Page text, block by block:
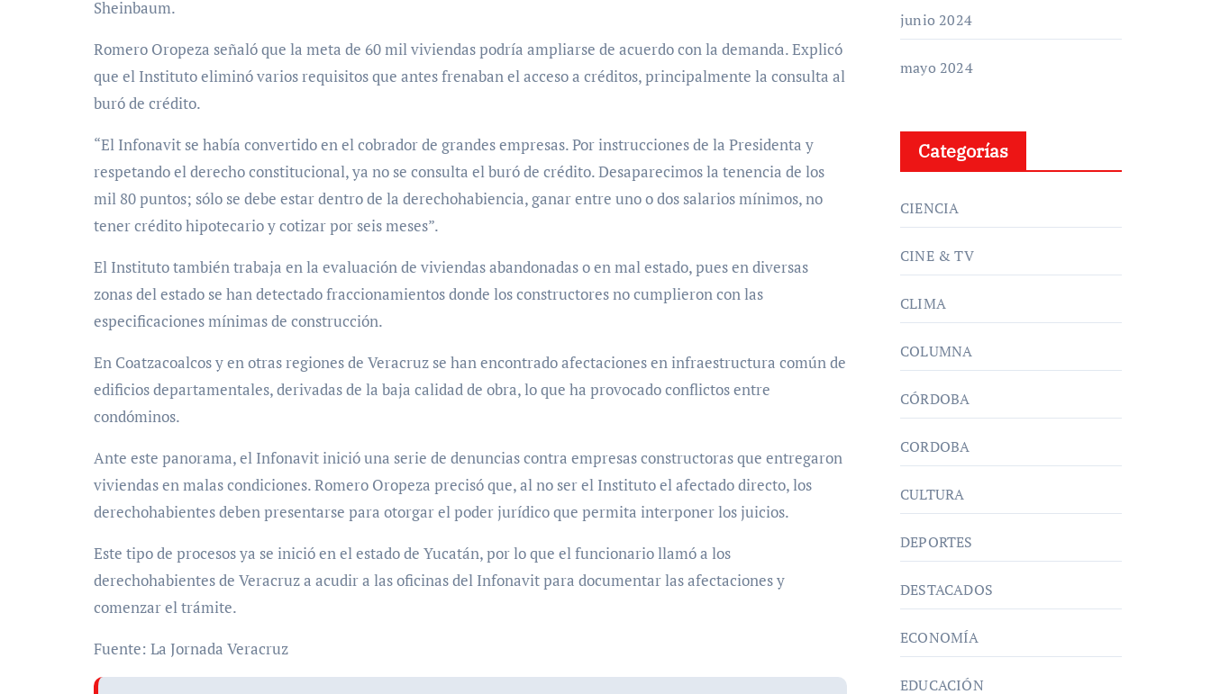
Sheinbaum.
Romero Oropeza señaló que la meta de 60 mil viviendas podría ampliarse de acuerdo con la demanda. Explicó
que el Instituto eliminó varios requisitos que antes frenaban el acceso a créditos, principalmente la consulta al
buró de crédito.
“El Infonavit se había convertido en el cobrador de grandes empresas. Por instrucciones de la Presidenta y
respetando el derecho constitucional, ya no se consulta el buró de crédito. Desaparecimos la tenencia de los
mil 80 puntos; sólo se debe estar dentro de la derechohabiencia, ganar entre uno o dos salarios mínimos, no
tener crédito hipotecario y cotizar por seis meses”.
El Instituto también trabaja en la evaluación de viviendas abandonadas o en mal estado, pues en diversas
zonas del estado se han detectado fraccionamientos donde los constructores no cumplieron con las
especificaciones mínimas de construcción.
En Coatzacoalcos y en otras regiones de Veracruz se han encontrado afectaciones en infraestructura común de
edificios departamentales, derivadas de la baja calidad de obra, lo que ha provocado conflictos entre
condóminos.
Ante este panorama, el Infonavit inició una serie de denuncias contra empresas constructoras que entregaron
viviendas en malas condiciones. Romero Oropeza precisó que, al no ser el Instituto el afectado directo, los
derechohabientes deben presentarse para otorgar el poder jurídico que permita interponer los juicios.
Este tipo de procesos ya se inició en el estado de Yucatán, por lo que el funcionario llamó a los
derechohabientes de Veracruz a acudir a las oficinas del Infonavit para documentar las afectaciones y
comenzar el trámite.
Fuente: La Jornada Veracruz
junio 2024
mayo 2024
Categorías
CIENCIA
CINE & TV
CLIMA
COLUMNA
CÓRDOBA
CORDOBA
CULTURA
DEPORTES
DESTACADOS
ECONOMÍA
EDUCACIÓN